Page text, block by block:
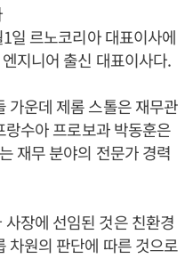
일 르노코리아 대표이사에
지니어 출신 대표이사다.
가운데 제롬 스톨은 재무관
수아 프로보과 박동훈은
재무 분야의 전문가 경력
장에 선임된 것은 친환경
차원의 판단에 따른 것으로